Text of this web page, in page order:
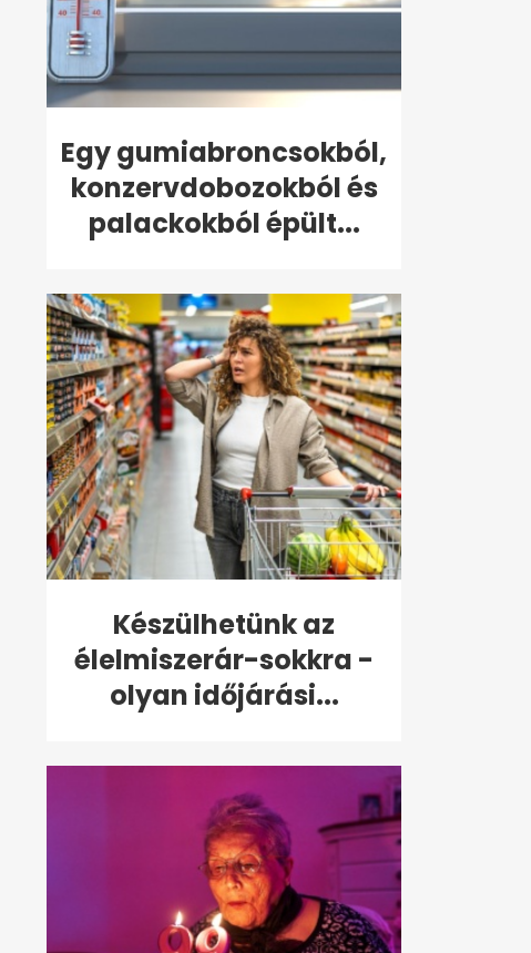
Egy gumiabroncsokból,
konzervdobozokból és
palackokból épült...
Készülhetünk az
élelmiszerár-sokkra -
olyan időjárási...